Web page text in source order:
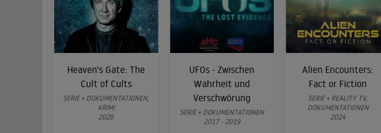
Heaven's Gate: The
Cult of Cults
SERIE • DOKUMENTATIONEN,
KRIMI
2020
UFOs - Zwischen
Wahrheit und
Verschwörung
SERIE • DOKUMENTATIONEN
2017 - 2019
Alien Encounters:
Fact or Fiction
SERIE • REALITY TV,
DOKUMENTATIONEN
2024